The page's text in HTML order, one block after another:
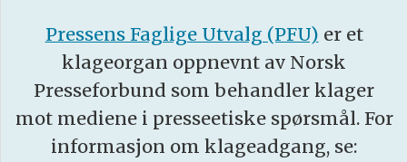
Pressens Faglige Utvalg (PFU) er et
klageorgan oppnevnt av Norsk
Presseforbund som behandler klager
mot mediene i presseetiske spørsmål. For
informasjon om klageadgang, se: